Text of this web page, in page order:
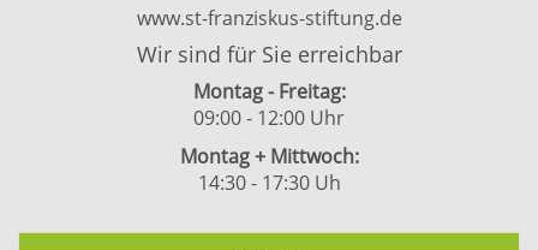
www.st-franziskus-stiftung.de
Wir sind für Sie erreichbar
Montag - Freitag:
09:00 - 12:00 Uhr
Montag + Mittwoch:
14:30 - 17:30 Uh